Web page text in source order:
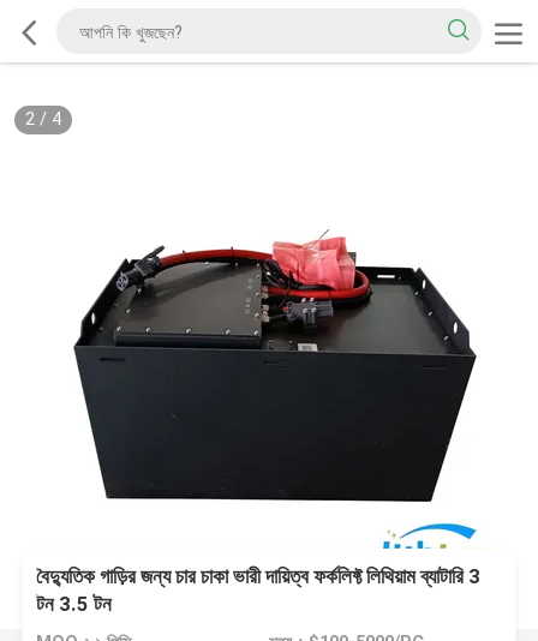
2/ 4
বৈদ্যুতিক গাড়ির জন্য চার চাকা ভারী দায়িত্ব ফর্কলিফ্ট লিথিয়াম ব্যাটারি 3
টন 3.5 টন